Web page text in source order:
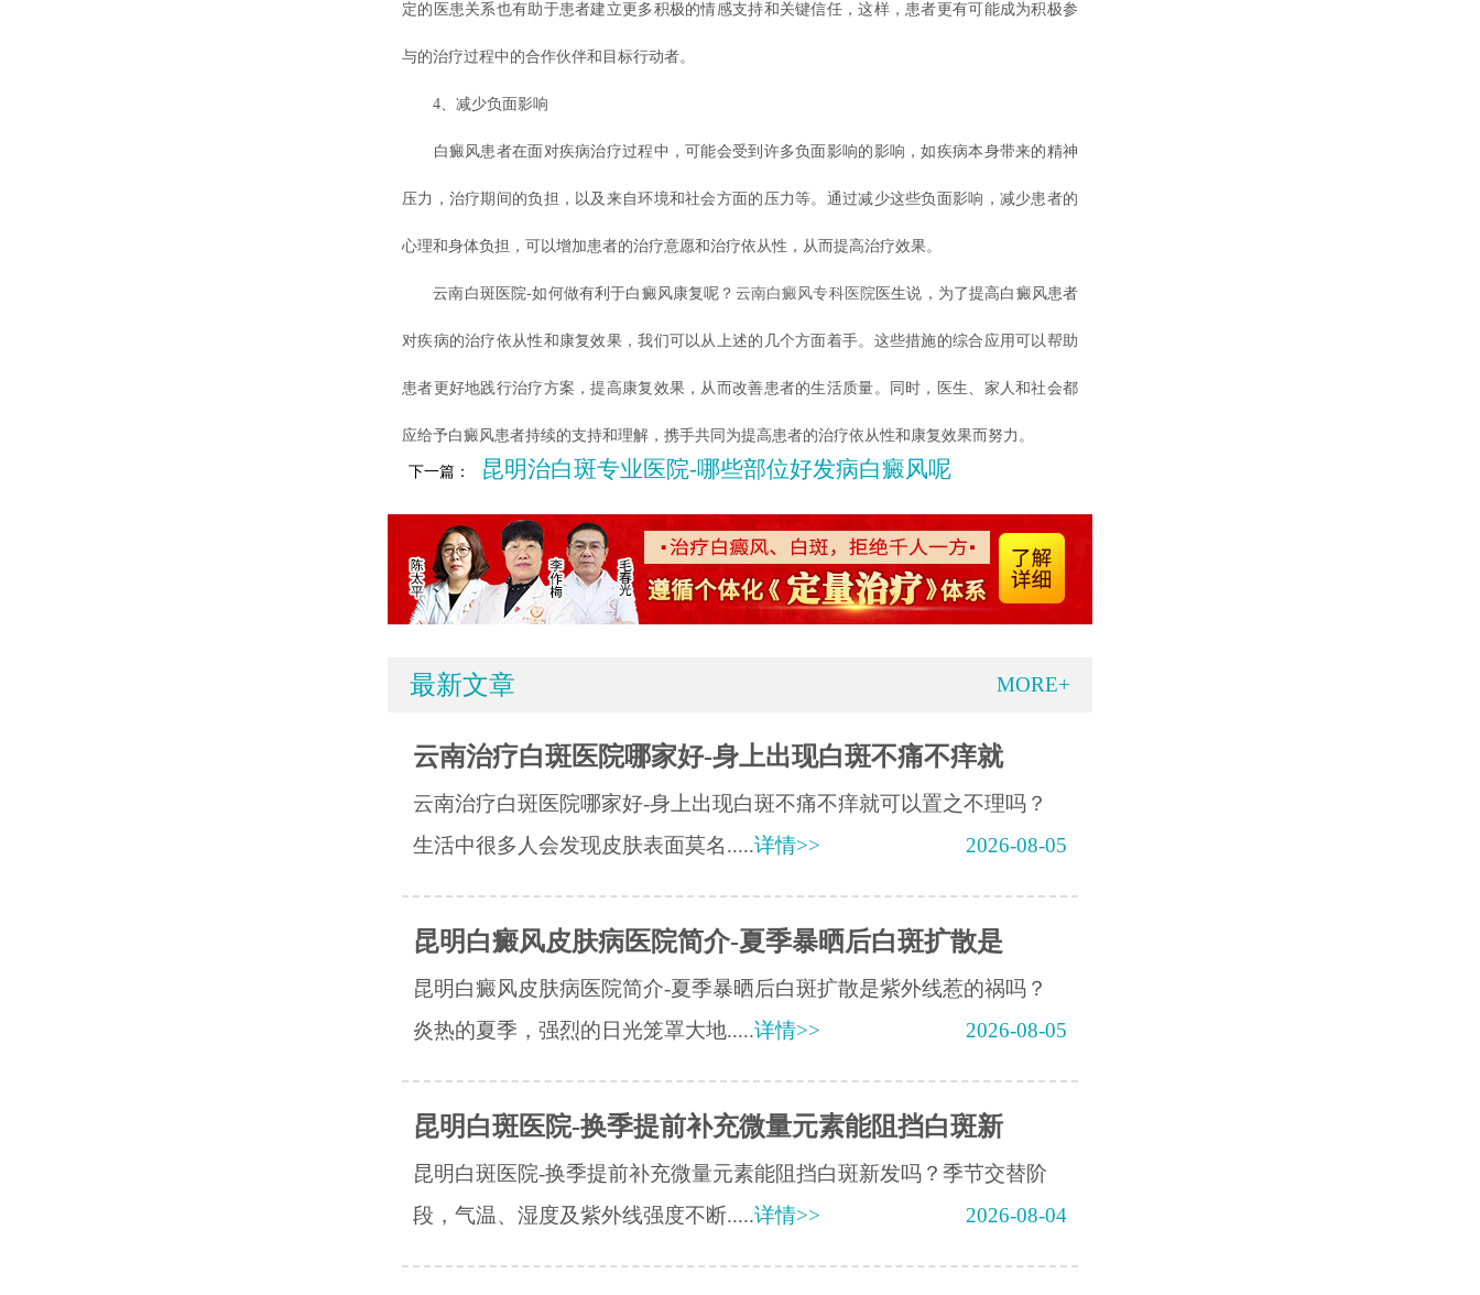
定的医患关系也有助于患者建立更多积极的情感支持和关键信任，这样，患者更有可能成为积极参
与的治疗过程中的合作伙伴和目标行动者。
4、减少负面影响
白癜风患者在面对疾病治疗过程中，可能会受到许多负面影响的影响，如疾病本身带来的精神
压力，治疗期间的负担，以及来自环境和社会方面的压力等。通过减少这些负面影响，减少患者的
心理和身体负担，可以增加患者的治疗意愿和治疗依从性，从而提高治疗效果。
云南白斑医院-如何做有利于白癜风康复呢？ 云南白癜风专科医院 医生说，为了提高白癜风患者
对疾病的治疗依从性和康复效果，我们可以从上述的几个方面着手。这些措施的综合应用可以帮助
患者更好地践行治疗方案，提高康复效果，从而改善患者的生活质量。同时，医生、家人和社会都
应给予白癜风患者持续的支持和理解，携手共同为提高患者的治疗依从性和康复效果而努力。
下一篇： 昆明治白斑专业医院-哪些部位好发病白癜风呢
最新文章 MORE+
云南治疗白斑医院哪家好-身上出现白斑不痛不痒就
云南治疗白斑医院哪家好-身上出现白斑不痛不痒就可以置之不理吗？
生活中很多人会发现皮肤表面莫名.....详情>> 2026-08-05
昆明白癜风皮肤病医院简介-夏季暴晒后白斑扩散是
昆明白癜风皮肤病医院简介-夏季暴晒后白斑扩散是紫外线惹的祸吗？
炎热的夏季，强烈的日光笼罩大地.....详情>> 2026-08-05
昆明白斑医院-换季提前补充微量元素能阻挡白斑新
昆明白斑医院-换季提前补充微量元素能阻挡白斑新发吗？季节交替阶
段，气温、湿度及紫外线强度不断.....详情>> 2026-08-04